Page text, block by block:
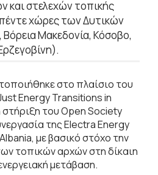
και στελεχών τοπικής
χώρες των Δυτικών
Μακεδονία, Κόσοβο,
στο πλαίσιο του
Energy Transitions in
του Open Society
της Electra Energy
με βασικό στόχο την
τοπικών αρχών στη δίκαιη
μετάβαση.